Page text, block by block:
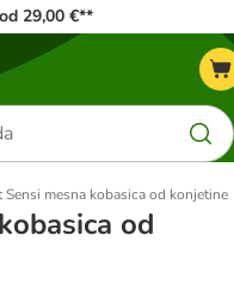
29,00 €**
Sensi mesna kobasica od konjetine
od